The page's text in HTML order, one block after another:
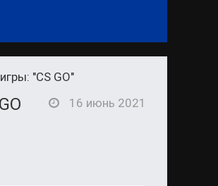
"CS GO"
16 июнь 2021